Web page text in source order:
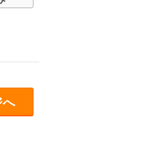
へ